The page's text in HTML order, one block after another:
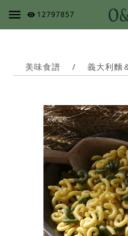
12797857
美味食譜 / 義大利麵